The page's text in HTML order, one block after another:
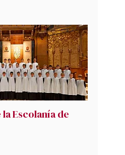
Escolanía de